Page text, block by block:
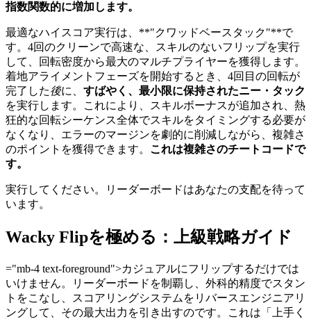
指数関数的に増加します。
最適なハイスコア実行は、**"クワッドベースタック"**で
す。4回のクリーンで高速な、スキルのないフリップを実行
して、回転密度から最大のマルチプライヤーを獲得します。
着地アライメントフェーズを開始するとき、4回目の回転が
完了した後に、 すばやく、最小限に保持されたニー・タック
を実行します。これにより、スキルボーナスが追加され、熱
狂的な回転シーケンス全体でスキルをタイミングする必要が
なくなり、エラーのマージンを劇的に削減しながら、複雑さ
のポイントを獲得できます。 これは複雑さのチートコードで
す。
実行してください。リーダーボードはあなたの支配を待って
います。
Wacky Flipを極める：上級戦略ガイド
="mb-4 text-foreground">カジュアルにフリップするだけでは
いけません。リーダーボードを制覇し、外科的精度でスタン
トをこなし、スコアリングシステムをリバースエンジニアリ
ングして、その最大出力を引き出すのです。これは「上手く